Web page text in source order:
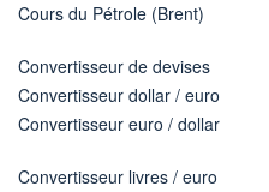
Cours du Pétrole (Brent)
Convertisseur de devises
Convertisseur dollar / euro
Convertisseur euro / dollar
Convertisseur livres / euro